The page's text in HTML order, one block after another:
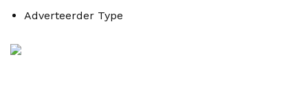
Adverteerder Type